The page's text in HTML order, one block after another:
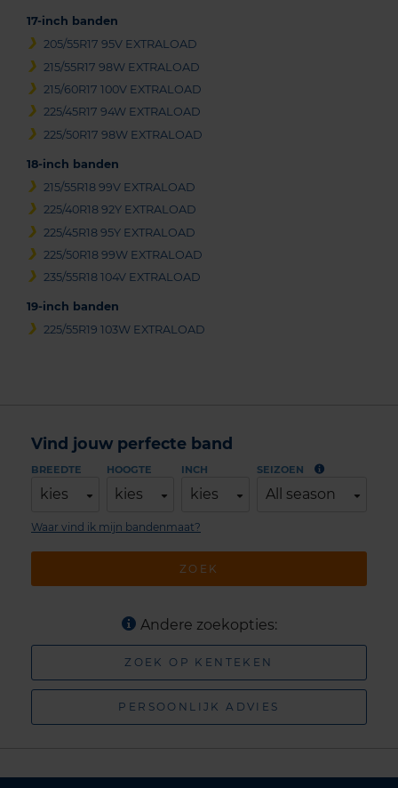
17-inch banden
205/55R17 95V EXTRALOAD
215/55R17 98W EXTRALOAD
215/60R17 100V EXTRALOAD
225/45R17 94W EXTRALOAD
225/50R17 98W EXTRALOAD
18-inch banden
215/55R18 99V EXTRALOAD
225/40R18 92Y EXTRALOAD
225/45R18 95Y EXTRALOAD
225/50R18 99W EXTRALOAD
235/55R18 104V EXTRALOAD
19-inch banden
225/55R19 103W EXTRALOAD
Vind jouw perfecte band
BREEDTE
kies
HOOGTE
kies
INCH
kies
SEIZOEN
All season
ZOEK
Waar vind ik mijn bandenmaat?
Andere zoekopties:
ZOEK OP KENTEKEN
PERSOONLIJK ADVIES